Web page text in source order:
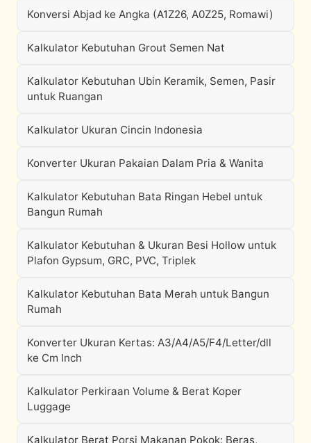
Konversi Abjad ke Angka (A1Z26, A0Z25, Romawi)
Kalkulator Kebutuhan Grout Semen Nat
Kalkulator Kebutuhan Ubin Keramik, Semen, Pasir
untuk Ruangan
Kalkulator Ukuran Cincin Indonesia
Konverter Ukuran Pakaian Dalam Pria & Wanita
Kalkulator Kebutuhan Bata Ringan Hebel untuk
Bangun Rumah
Kalkulator Kebutuhan & Ukuran Besi Hollow untuk
Plafon Gypsum, GRC, PVC, Triplek
Kalkulator Kebutuhan Bata Merah untuk Bangun
Rumah
Konverter Ukuran Kertas: A3/A4/A5/F4/Letter/dll
ke Cm Inch
Kalkulator Perkiraan Volume & Berat Koper
Luggage
Kalkulator Berat Porsi Makanan Pokok: Beras,